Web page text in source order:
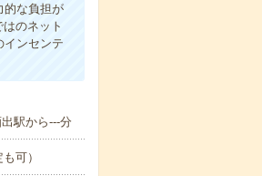
的な負担が
のネット
インセンテ
駅から---分
可）